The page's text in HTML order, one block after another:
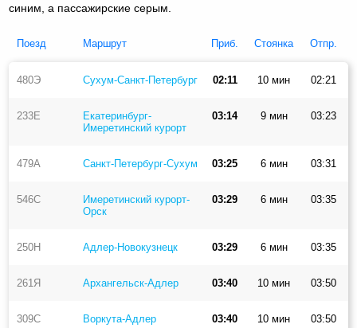
синим, а пассажирские серым.
Поезд Маршрут Приб. Стоянка Отпр.
480Э Сухум-Санкт-Петербург 02:11 10 мин 02:21
233Е
Екатеринбург-
Имеретинский курорт
03:14 9 мин 03:23
479А Санкт-Петербург-Сухум 03:25 6 мин 03:31
546С
Имеретинский курорт-
Орск
03:29 6 мин 03:35
250Н Адлер-Новокузнецк 03:29 6 мин 03:35
261Я Архангельск-Адлер 03:40 10 мин 03:50
309С Воркута-Адлер 03:40 10 мин 03:50